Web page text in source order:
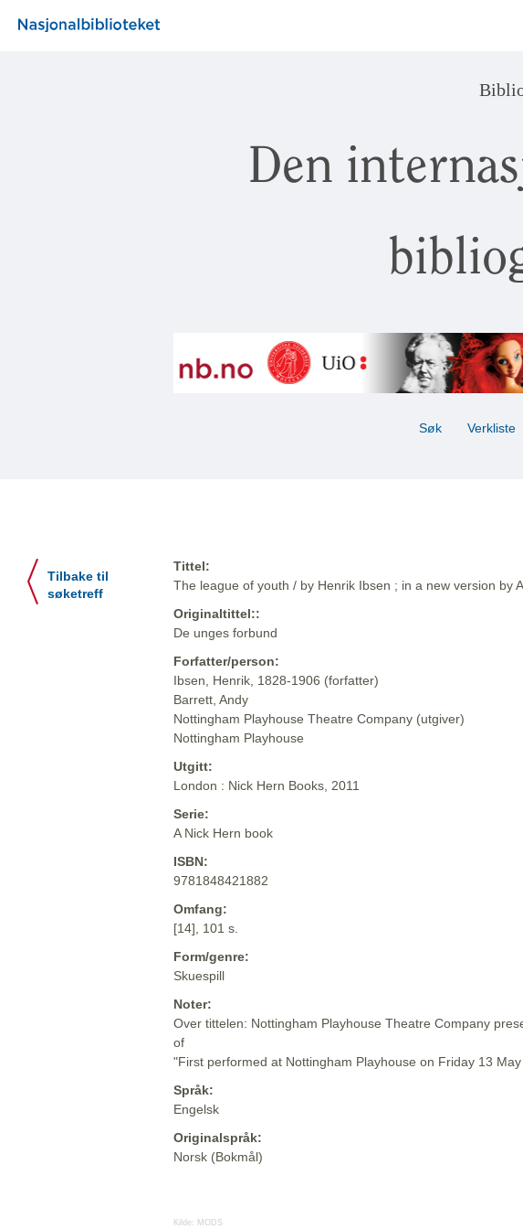
Den
Søk Verkliste
Tilbake til
søketreff
Tittel:
The league of youth / by Henrik Ibsen ; in a new version by
Originaltittel::
De unges forbund
Forfatter/person:
Ibsen, Henrik, 1828-1906 (forfatter)
Barrett, Andy
Nottingham Playhouse Theatre Company (utgiver)
Nottingham Playhouse
Utgitt:
London : Nick Hern Books, 2011
Serie:
A Nick Hern book
ISBN:
9781848421882
Omfang:
[14], 101 s.
Form/genre:
Skuespill
Noter:
Over tittelen: Nottingham Playhouse Theatre Company
of
"First performed at Nottingham Playhouse on Friday 13
Språk:
Engelsk
Originalspråk:
Norsk (Bokmål)
Kilde: MODS